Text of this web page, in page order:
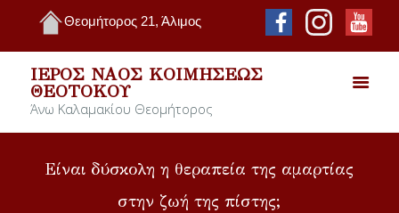
Θεομήτορος 21, Άλιμος
ΙΕΡΌΣ ΝΑΌΣ ΚΟΙΜΉΣΕΩΣ
ΘΕΟΤΌΚΟΥ
Άνω Καλαμακίου Θεομήτορος
Είναι δύσκολη η θεραπεία της αμαρτίας
στην ζωή της πίστης;